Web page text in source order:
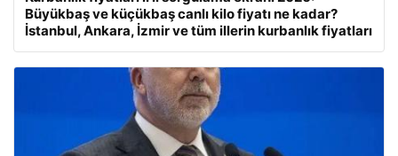
Büyükbaş ve küçükbaş canlı kilo fiyatı ne kadar?
İstanbul, Ankara, İzmir ve tüm illerin kurbanlık fiyatları